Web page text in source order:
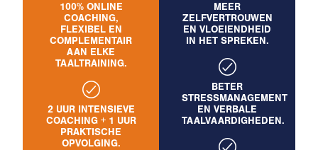
100% ONLINE
COACHING,
FLEXIBEL EN
COMPLEMENTAIR
AAN ELKE
TAALTRAINING.
2 UUR INTENSIEVE
COACHING + 1 UUR
PRAKTISCHE
OPVOLGING.
MEER
ZELFVERTROUWEN
EN VLOEIENDHEID
IN HET SPREKEN.
BETER
STRESSMANAGEMENT
EN VERBALE
TAALVAARDIGHEDEN.